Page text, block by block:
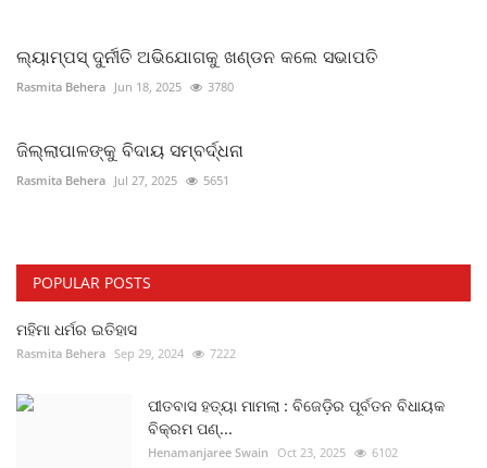
ଲ୍ୟାମ୍ପସ୍ ଦୁର୍ନୀତି ଅଭିଯୋଗକୁ ଖଣ୍ଡନ କଲେ ସଭାପତି
Rasmita Behera Jun 18, 2025 3780
ଜିଲ୍ଲାପାଳଙ୍କୁ ବିଦାୟ ସମ୍ବର୍ଦ୍ଧନା
Rasmita Behera Jul 27, 2025 5651
POPULAR POSTS
ମହିମା ଧର୍ମର ଇତିହାସ
Rasmita Behera Sep 29, 2024 7222
ପୀତବାସ ହତ୍ୟା ମାମଲା : ବିଜେଡ଼ିର ପୂର୍ବତନ ବିଧାୟକ
ବିକ୍ରମ ପଣ୍...
Henamanjaree Swain Oct 23, 2025 6102